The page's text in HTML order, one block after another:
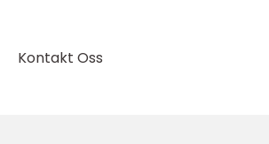
Kontakt Oss